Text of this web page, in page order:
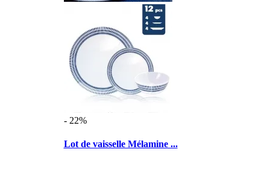
- 22%
Lot de vaisselle Mélamine ...